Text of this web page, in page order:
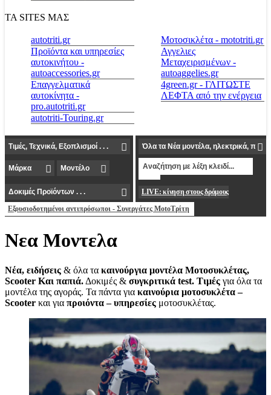
ΤΑ SITES ΜΑΣ
autotriti.gr
Προϊόντα και υπηρεσίες
αυτοκινήτου -
autoaccessories.gr
Επαγγελματικά
αυτοκίνητα -
pro.autotriti.gr
autotriti-Touring.gr
Μοτοσικλέτα - mototriti.gr
Αγγελιες
Μεταχειρισμένων -
autoaggelies.gr
4green.gr - ΓΛΙΤΩΣΤΕ
ΛΕΦΤΑ από την ενέργεια
LIVE: κίνηση στους δρόμους
Εξουσιοδοτημένοι αντιπρόσωποι - Συνεργάτες MotoΤρίτη
Νεα Μοντελα
Νέα, ειδήσεις & όλα τα καινούργια μοντέλα Μοτοσυκλέτας,
Scooter Και παπιά. Δοκιμές & συγκριτικά test. Τιμές για όλα τα
μοντέλα της αγοράς. Τα πάντα για καινούρια μοτοσυκλέτα –
Scooter και για προιόντα – υπηρεσίες μοτοσυκλέτας.